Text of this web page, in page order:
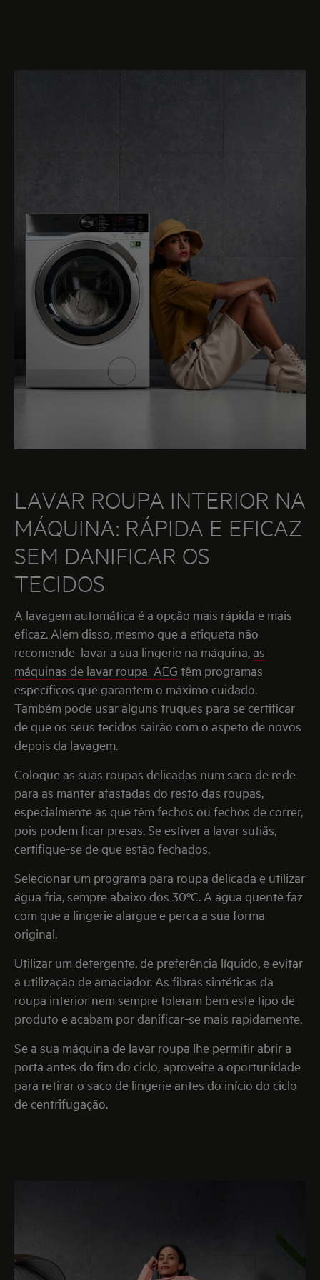
LAVAR ROUPA INTERIOR NA
MÁQUINA: RÁPIDA E EFICAZ
SEM DANIFICAR OS
TECIDOS
A lavagem automática é a opção mais rápida e mais
eficaz. Além disso, mesmo que a etiqueta não
recomende lavar a sua lingerie na máquina, as
máquinas de lavar roupa AEG têm programas
específicos que garantem o máximo cuidado.
Também pode usar alguns truques para se certificar
de que os seus tecidos sairão com o aspeto de novos
depois da lavagem.
Coloque as suas roupas delicadas num saco de rede
para as manter afastadas do resto das roupas,
especialmente as que têm fechos ou fechos de correr,
pois podem ficar presas. Se estiver a lavar sutiãs,
certifique-se de que estão fechados.
Selecionar um programa para roupa delicada e utilizar
água fria, sempre abaixo dos 30ºC. A água quente faz
com que a lingerie alargue e perca a sua forma
original.
Utilizar um detergente, de preferência líquido, e evitar
a utilização de amaciador. As fibras sintéticas da
roupa interior nem sempre toleram bem este tipo de
produto e acabam por danificar-se mais rapidamente.
Se a sua máquina de lavar roupa lhe permitir abrir a
porta antes do fim do ciclo, aproveite a oportunidade
para retirar o saco de lingerie antes do início do ciclo
de centrifugação.